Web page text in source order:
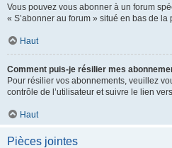
Vous pouvez vous abonner à un forum
« S’abonner au forum » situé en bas de la
Haut
Comment puis-je résilier mes
Pour résilier vos abonnements, veuillez
contrôle de l’utilisateur et suivre le lien
Haut
Pièces jointes